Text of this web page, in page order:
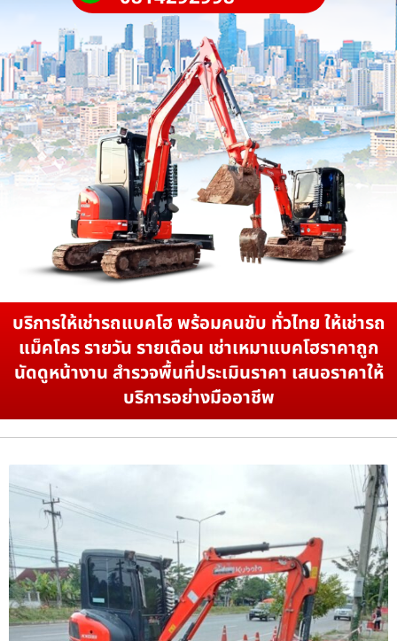
บริการให้เช่ารถแบคโฮ พร้อมคนขับ ทั่วไทย ให้เช่ารถ
แม็คโคร รายวัน รายเดือน เช่าเหมาแบคโฮราคาถูก
นัดดูหน้างาน สำรวจพื้นที่ประเมินราคา เสนอราคาให้
บริการอย่างมืออาชีพ